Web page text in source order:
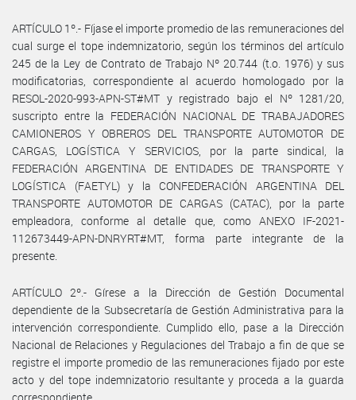
ARTÍCULO 1º.- Fíjase el importe promedio de las remuneraciones del
cual surge el tope indemnizatorio, según los términos del artículo
245 de la Ley de Contrato de Trabajo Nº 20.744 (t.o. 1976) y sus
modificatorias, correspondiente al acuerdo homologado por la
RESOL-2020-993-APN-ST#MT y registrado bajo el Nº 1281/20,
suscripto entre la FEDERACIÓN NACIONAL DE TRABAJADORES
CAMIONEROS Y OBREROS DEL TRANSPORTE AUTOMOTOR DE
CARGAS, LOGÍSTICA Y SERVICIOS, por la parte sindical, la
FEDERACIÓN ARGENTINA DE ENTIDADES DE TRANSPORTE Y
LOGÍSTICA (FAETYL) y la CONFEDERACIÓN ARGENTINA DEL
TRANSPORTE AUTOMOTOR DE CARGAS (CATAC), por la parte
empleadora, conforme al detalle que, como ANEXO IF-2021-
112673449-APN-DNRYRT#MT, forma parte integrante de la
presente.
ARTÍCULO 2º.- Gírese a la Dirección de Gestión Documental
dependiente de la Subsecretaría de Gestión Administrativa para la
intervención correspondiente. Cumplido ello, pase a la Dirección
Nacional de Relaciones y Regulaciones del Trabajo a fin de que se
registre el importe promedio de las remuneraciones fijado por este
acto y del tope indemnizatorio resultante y proceda a la guarda
correspondiente.